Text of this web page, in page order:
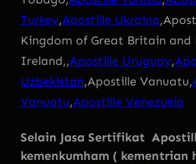
Turkey,Apostille Ukraina
Kingdom of Great Britain and
Ireland,,Apostille Uruguay,
Uzbekistan,Apostille Vanuatu,
Vanuatu,Apostille Venezuela
Selain Jasa Sertifikat
kemenkumham ( kementrian